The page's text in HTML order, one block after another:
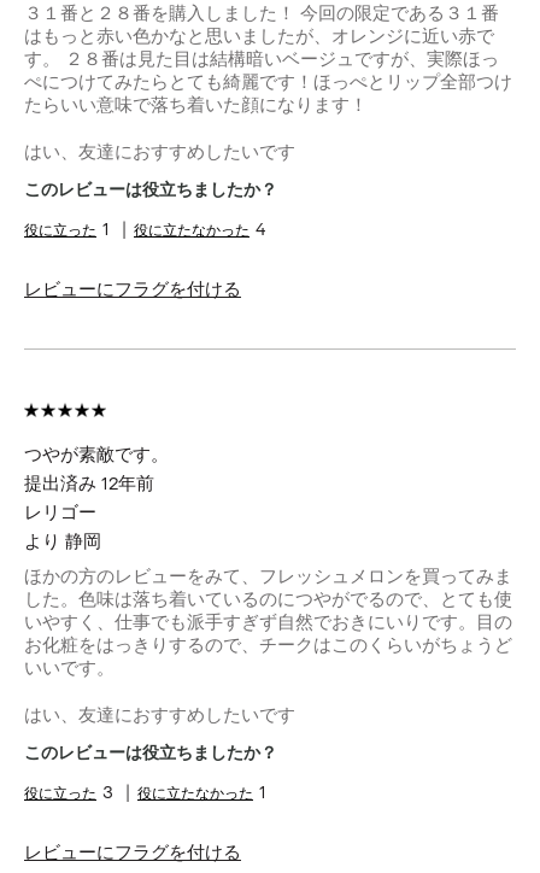
３１番と２８番を購入しました！ 今回の限定である３１番
はもっと赤い色かなと思いましたが、オレンジに近い赤で
す。 ２８番は見た目は結構暗いベージュですが、実際ほっ
ぺにつけてみたらとても綺麗です！ほっぺとリップ全部つけ
たらいい意味で落ち着いた顔になります！
はい、友達におすすめしたいです
このレビューは役立ちましたか？
1 4
レビューにフラグを付ける
つやが素敵です。
提出済み 12年前
レリゴー
より 静岡
ほかの方のレビューをみて、フレッシュメロンを買ってみま
した。色味は落ち着いているのにつやがでるので、とても使
いやすく、仕事でも派手すぎず自然でおきにいりです。目の
お化粧をはっきりするので、チークはこのくらいがちょうど
いいです。
はい、友達におすすめしたいです
このレビューは役立ちましたか？
3 1
レビューにフラグを付ける